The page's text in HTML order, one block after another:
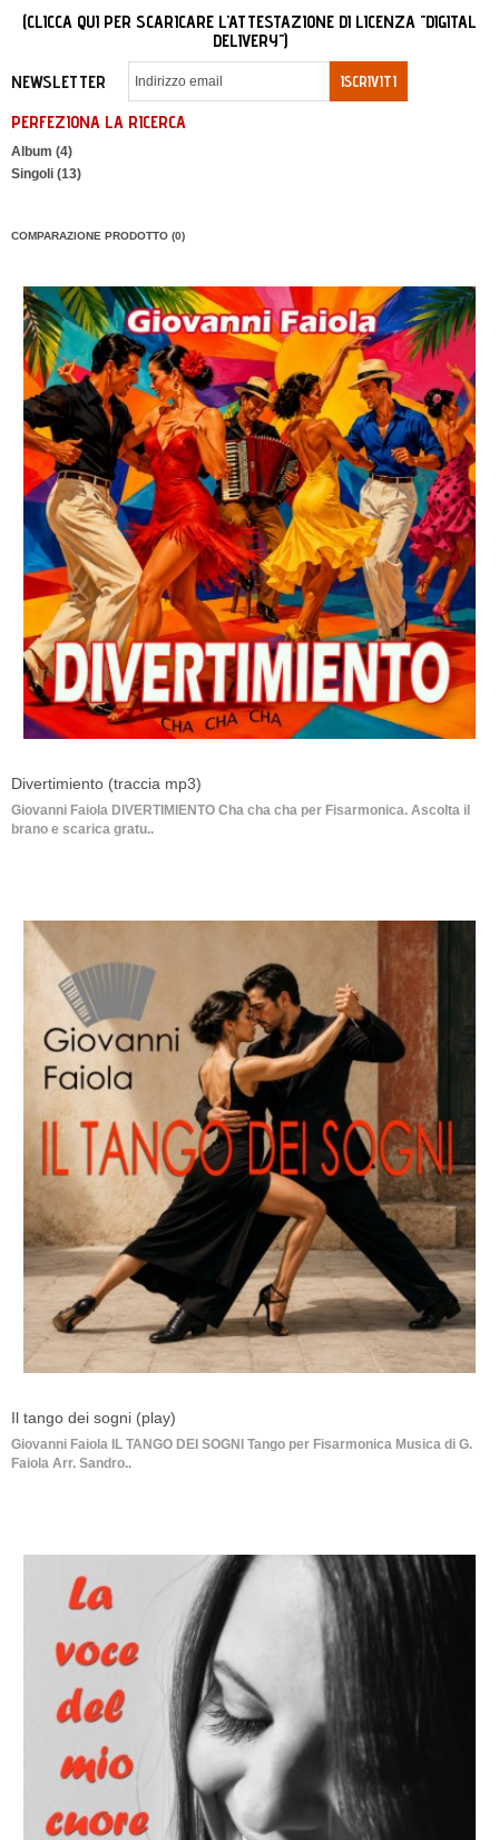
(CLICCA QUI PER SCARICARE L'ATTESTAZIONE DI LICENZA "DIGITAL
DELIVERY")
NEWSLETTER
ISCRIVITI
PERFEZIONA LA RICERCA
Album (4)
Singoli (13)
COMPARAZIONE PRODOTTO (0)
Divertimiento (traccia mp3)
Giovanni Faiola DIVERTIMIENTO Cha cha cha per Fisarmonica. Ascolta il
brano e scarica gratu..
Il tango dei sogni (play)
Giovanni Faiola IL TANGO DEI SOGNI Tango per Fisarmonica Musica di G.
Faiola Arr. Sandro..